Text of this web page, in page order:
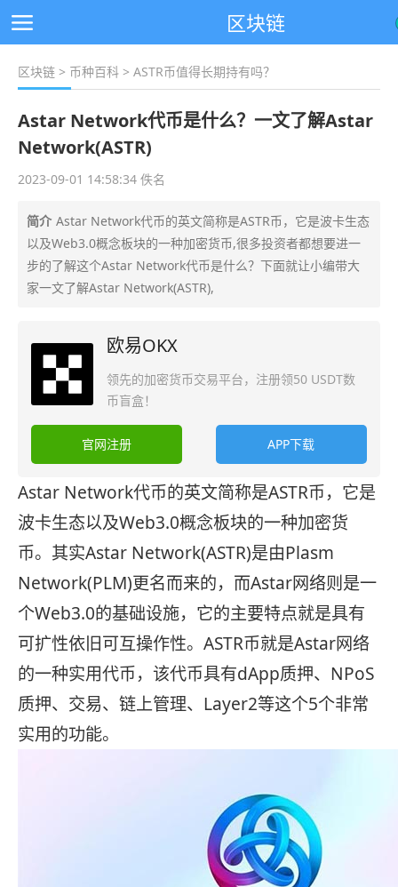
区块链
区块链 > 币种百科 > ASTR币值得长期持有吗？
Astar Network代币是什么？一文了解Astar
Network(ASTR)
2023-09-01 14:58:34 佚名
简介 Astar Network代币的英文简称是ASTR币，它是波卡生态
以及Web3.0概念板块的一种加密货币,很多投资者都想要进一
步的了解这个Astar Network代币是什么？下面就让小编带大
家一文了解Astar Network(ASTR),
欧易OKX
领先的加密货币交易平台，注册领50 USDT数
币盲盒！
官网注册 APP下载
Astar Network代币的英文简称是ASTR币，它是
波卡生态以及Web3.0概念板块的一种加密货
币。其实Astar Network(ASTR)是由Plasm
Network(PLM)更名而来的，而Astar网络则是一
个Web3.0的基础设施，它的主要特点就是具有
可扩性依旧可互操作性。ASTR币就是Astar网络
的一种实用代币，该代币具有dApp质押、NPoS
质押、交易、链上管理、Layer2等这个5个非常
实用的功能。